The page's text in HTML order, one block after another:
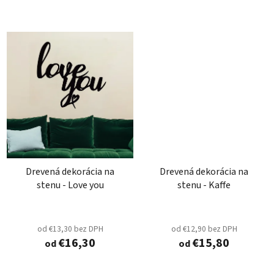
Drevená dekorácia na
stenu - Love you
od €13,30 bez DPH
od€16,30
Drevená dekorácia na
stenu - Kaffe
od €12,90 bez DPH
od€15,80